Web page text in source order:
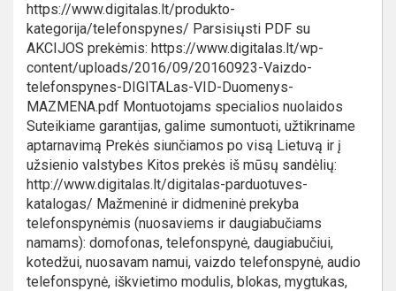
https://www.digitalas.lt/produkto-
kategorija/telefonspynes/ Parsisiųsti PDF su
AKCIJOS prekėmis: https://www.digitalas.lt/wp-
content/uploads/2016/09/20160923-Vaizdo-
telefonspynes-DIGITALas-VID-Duomenys-
MAZMENA.pdf Montuotojams specialios nuolaidos
Suteikiame garantijas, galime sumontuoti, užtikriname
aptarnavimą Prekės siunčiamos po visą Lietuvą ir į
užsienio valstybes Kitos prekės iš mūsų sandėlių:
http://www.digitalas.lt/digitalas-parduotuves-
katalogas/ Mažmeninė ir didmeninė prekyba
telefonspynėmis (nuosaviems ir daugiabučiams
namams): domofonas, telefonspynė, daugiabučiui,
kotedžui, nuosavam namui, vaizdo telefonspynė, audio
telefonspynė, iškvietimo modulis, blokas, mygtukas,